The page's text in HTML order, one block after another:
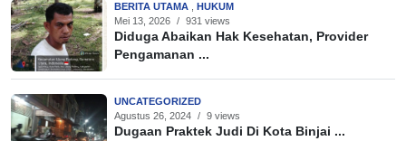
BERITA UTAMA
HUKUM
Mei 13, 2026 / 931 views
Diduga Abaikan Hak Kesehatan, Provider
Pengamanan ...
UNCATEGORIZED
Agustus 26, 2024 / 9 views
Dugaan Praktek Judi Di Kota Binjai ...